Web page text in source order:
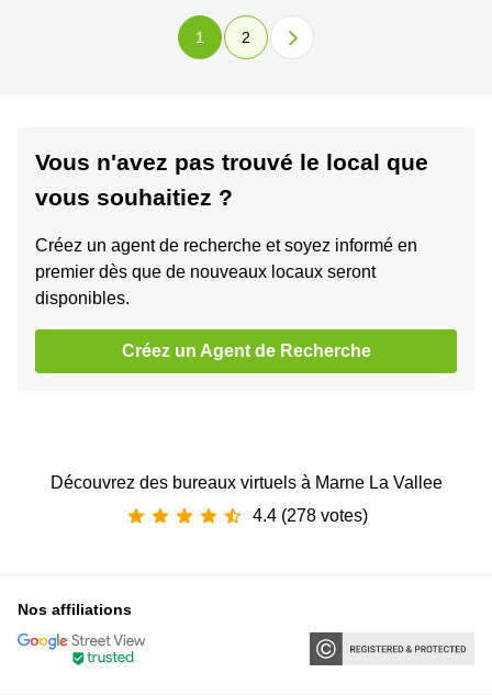
1 2
Vous n'avez pas trouvé le local que
vous souhaitiez ?
Créez un agent de recherche et soyez informé en
premier dès que de nouveaux locaux seront
disponibles.
Créez un Agent de Recherche
Découvrez des bureaux virtuels à Marne La Vallee
4.4 (278 votes)
Nos affiliations